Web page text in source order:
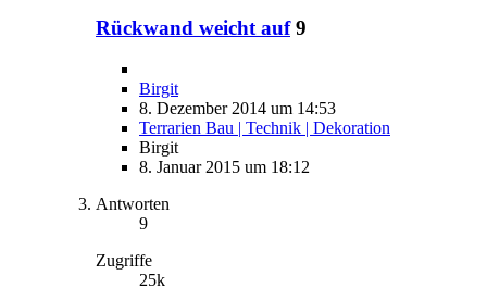
Rückwand weicht auf 9
Birgit
8. Dezember 2014 um 14:53
Terrarien Bau | Technik | Dekoration
Birgit
8. Januar 2015 um 18:12
Antworten
9
Zugriffe
25k